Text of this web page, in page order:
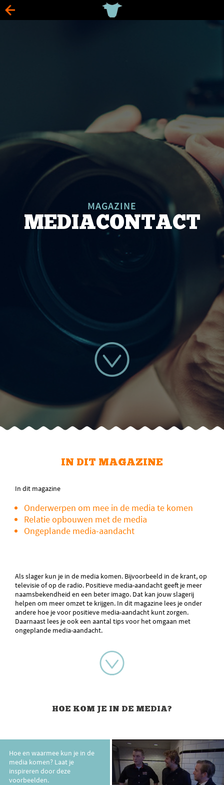
MAGAZINE
MEDIACONTACT
IN DIT MAGAZINE
In dit magazine
Onderwerpen om mee in de media te komen
Relatie opbouwen met de media
Ongeplande media-aandacht
Als slager kun je in de media komen. Bijvoorbeeld in de krant, op
televisie of op de radio. Positieve media-aandacht geeft je meer
naamsbekendheid en een beter imago. Dat kan jouw slagerij
helpen om meer omzet te krijgen. In dit magazine lees je onder
andere hoe je voor positieve media-aandacht kunt zorgen.
Daarnaast lees je ook een aantal tips voor het omgaan met
ongeplande media-aandacht.
HOE KOM JE IN DE MEDIA?
Hoe en waarmee kun je in de
media komen? Laat je
inspireren door deze
voorbeelden.